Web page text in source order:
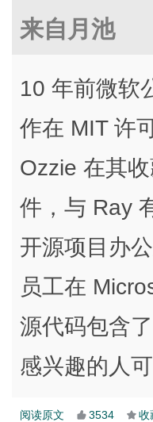
来自月池
10 年前微软
作在 MIT 许
Ozzie 在其
件，与 Ray
开源项目办
员工在
源代码包含
感兴趣的人
阅读原文 3534 收